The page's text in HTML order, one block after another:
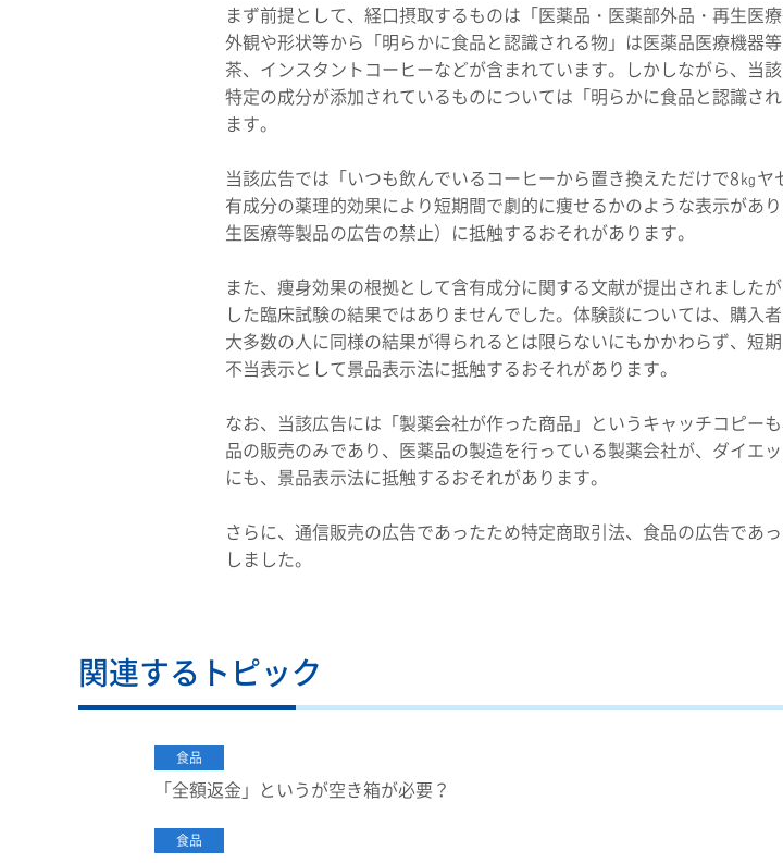
まず前提として、経口摂取するものは「医薬品・医薬部外品・再生医
外観や形状等から「明らかに食品と認識される物」は医薬品医療機器
茶、インスタントコーヒーなどが含まれています。しかしながら、当
特定の成分が添加されているものについては「明らかに食品と認識さ
ます。
当該広告では「いつも飲んでいるコーヒーから置き換えただけで8㎏
有成分の薬理的効果により短期間で劇的に痩せるかのような表示があ
生医療等製品の広告の禁止）に抵触するおそれがあります。
また、痩身効果の根拠として含有成分に関する文献が提出されました
した臨床試験の結果ではありませんでした。体験談については、購
大多数の人に同様の結果が得られるとは限らないにもかかわらず、短
不当表示として景品表示法に抵触するおそれがあります。
なお、当該広告には「製薬会社が作った商品」というキャッチコピー
品の販売のみであり、医薬品の製造を行っている製薬会社が、ダイエ
にも、景品表示法に抵触するおそれがあります。
さらに、通信販売の広告であったため特定商取引法、食品の広告であ
しました。
関連するトピック
食品
「全額返金」というが空き箱が必要？
食品